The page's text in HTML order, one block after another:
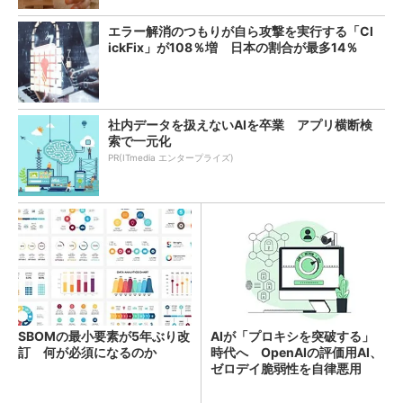
エラー解消のつもりが自ら攻撃を実行する「Cl
ickFix」が108％増 日本の割合が最多14％
社内データを扱えないAIを卒業 アプリ横断検
索で一元化
PR(ITmedia エンタープライズ)
SBOMの最小要素が5年ぶり改
訂 何が必須になるのか
AIが「プロキシを突破する」
時代へ OpenAIの評価用AI、
ゼロデイ脆弱性を自律悪用